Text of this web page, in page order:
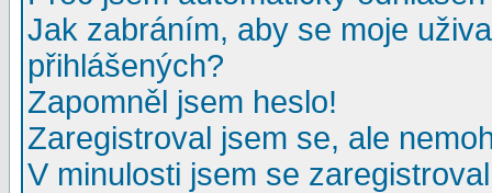
Jak zabráním, aby se moje
přihlášených?
Zapomněl jsem heslo!
Zaregistroval jsem se, ale
V minulosti jsem se